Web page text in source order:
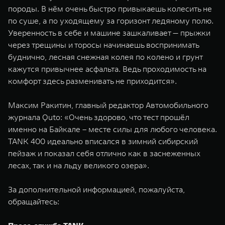
породы. В нём очень быстро привыкаешь колесить не
по суше, а по уходящему за горизонт ледяному полю.
Уверенность в себе и машине зашкаливает — прыжки
через трещины и торосы начинаешь воспринимать
буднично, лесная снежная колея по колено и грунт
кажутся привычнее асфальта. Ведь проходимость на
комфорт здесь разменивать не приходится».
Максим Ракитин, главный редактор Автомобильного
журнала Quto: «Очень здорово, что тест прошёл
именно на Байкале – месте силы для любого человека.
TANK 400 идеально вписался в зимний сибирский
пейзаж и показал себя отлично как в заснеженных
лесах, так и на льду великого озера».
За дополнительной информацией, пожалуйста,
обращайтесь: